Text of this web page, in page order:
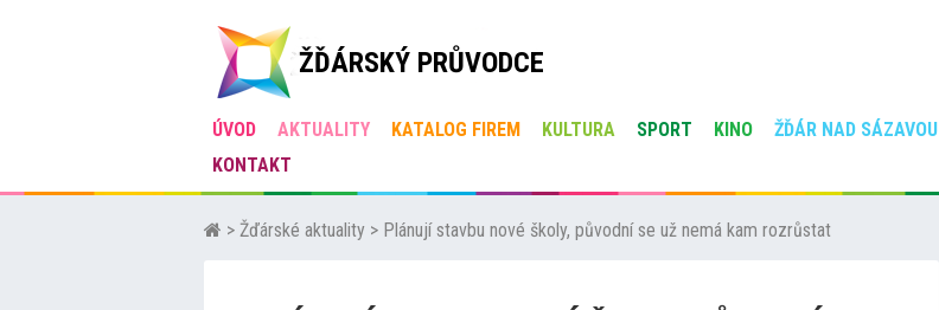
ŽĎÁRSKÝ PRŮVODCE
ÚVOD AKTUALITY KATALOG FIREM KULTURA SPORT KINO ŽĎÁR NAD SÁZAVOU
KONTAKT
> Žďárské aktuality > Plánují stavbu nové školy, původní se už nemá kam rozrůstat